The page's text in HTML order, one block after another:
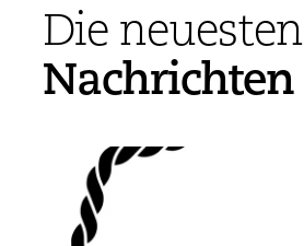
Die neuesten
Nachrichten